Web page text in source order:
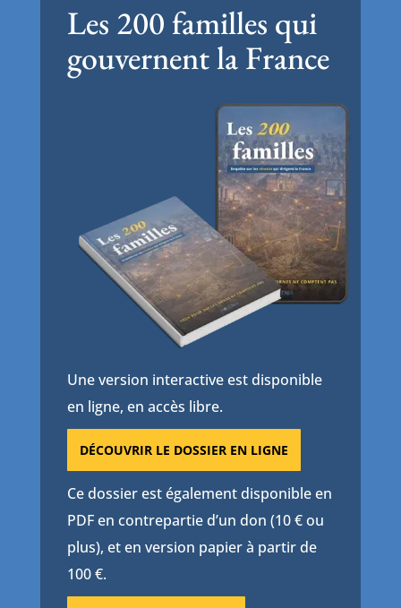
Les 200 familles qui
gouvernent la France
Une version interactive est disponible
en ligne, en accès libre.
DÉCOUVRIR LE DOSSIER EN LIGNE
Ce dossier est également disponible en
PDF en contrepartie d’un don (10 € ou
plus), et en version papier à partir de
100 €.